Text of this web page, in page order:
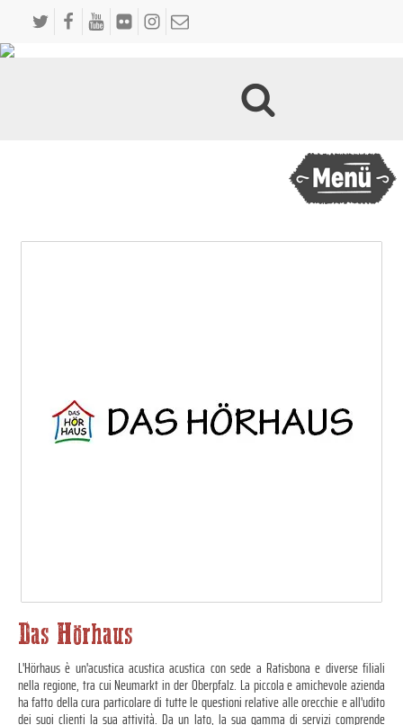
Das Hörhaus
L'Hörhaus è un'acustica acustica acustica con sede a Ratisbona e diverse filiali
nella regione, tra cui Neumarkt in der Oberpfalz. La piccola e amichevole azienda
ha fatto della cura particolare di tutte le questioni relative alle orecchie e all'udito
dei suoi clienti la sua attività. Da un lato, la sua gamma di servizi comprende